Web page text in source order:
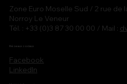
Zone Euro Moselle Sud / 2 rue de
Norroy Le Veneur
Tél. : +33 (0)3 87 30 00 00 / Mail :
Facebook
LinkedIn
Réseaux sociaux